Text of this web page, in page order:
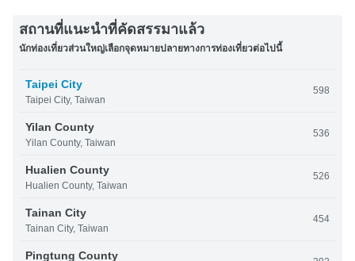
สถานที่แนะนำที่คัดสรรมาแล้ว
นักท่องเที่ยวส่วนใหญ่เลือกจุดหมายปลายทางการท่องเที่ยวต่อไปนี้
Taipei City
Taipei City, Taiwan
598
Yilan County
Yilan County, Taiwan
536
Hualien County
Hualien County, Taiwan
526
Tainan City
Tainan City, Taiwan
454
Pingtung County